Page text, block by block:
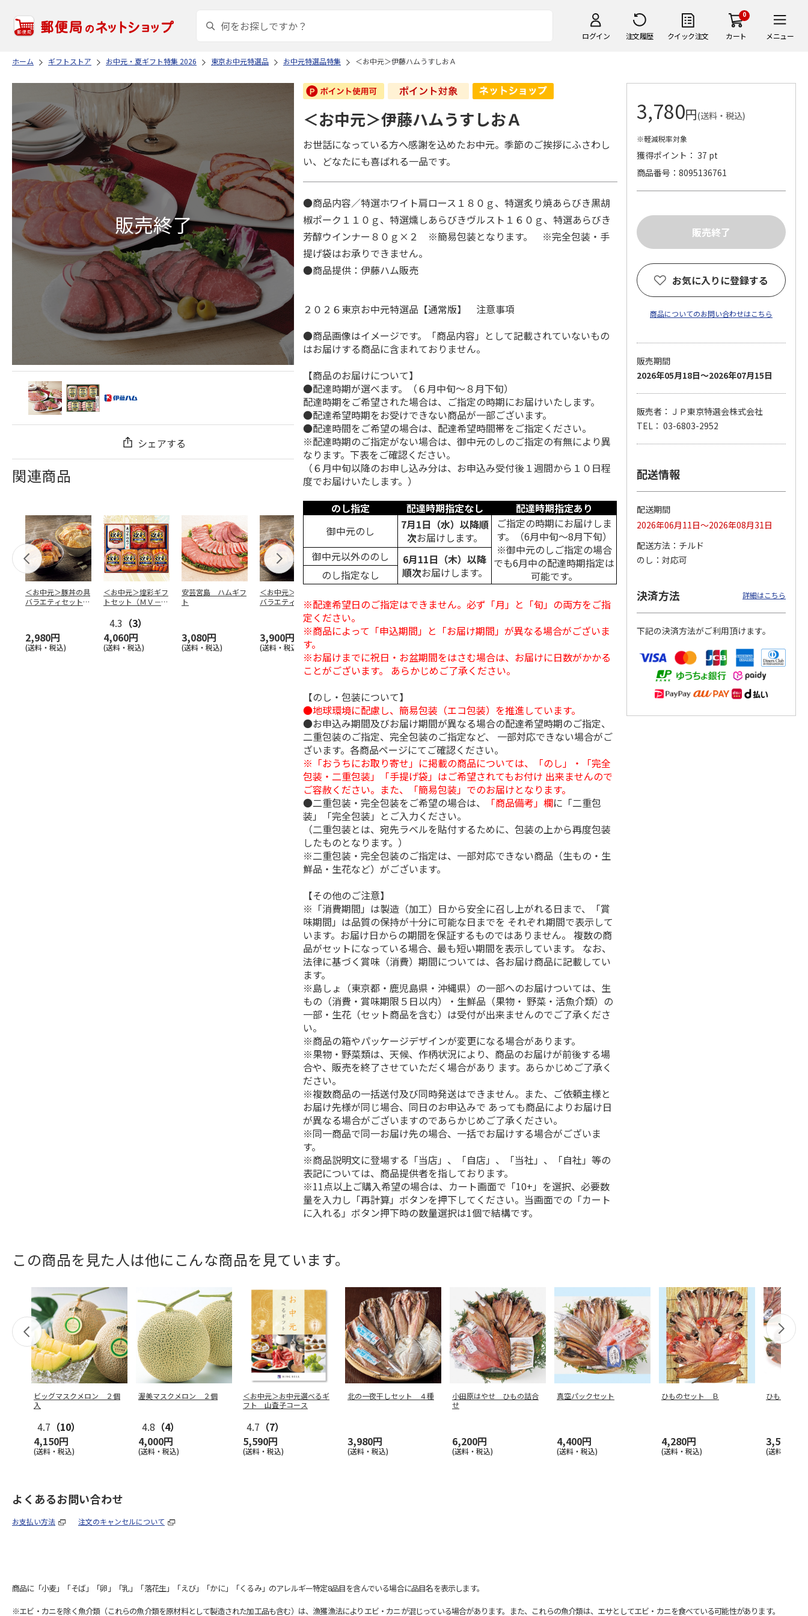
ログイン 注文履歴 クイック注文
0
カート メニュー
ホーム ギフトストア お中元・夏ギフト特集 2026 東京お中元特選品 お中元特選品特集 ＜お中元＞伊藤ハムうすしおＡ
シェアする
関連商品
＜お中元＞豚丼の具
バラエティセット
2,980円
(送料・税込)
＜お中元＞煌彩ギフ
トセット（ＭＶ－５
4.3 （3）
4,060円
(送料・税込)
安芸宮島 ハムギフ
ト
3,080円
(送料・税込)
＜お中元＞豚丼の具
バラエティセット
3,900円
(送料・税込)
６種類のお肉ソムリ
エアソートＢＯＸ
5,980円
雪豚ロースみそ漬７
０ｇ×６
（1）
3,780円
ク 原形ベーコンと
ソーセージセット
3,240円
【冷凍】北海道直送
北海道帯広の繁盛
店 豚丼6食セット
3,980円
＜お中元＞やまがた
雪豚ロースみそ漬７
０ｇ×５
3,240円
＜お中元＞＜帯広
豚丼一番＞特上豚丼
の具３種セット
4,980円
(送料・税込)
＜お中元＞伊藤ハムうすしおＡ
お世話になっている方へ感謝を込めたお中元。季節のご挨拶にふさわし
い、どなたにも喜ばれる一品です。
●商品内容／特選ホワイト肩ロース１８０ｇ、特選炙り焼あらびき黒胡
椒ポーク１１０ｇ、特選燻しあらびきヴルスト１６０ｇ、特選あらびき
芳醇ウインナー８０ｇ×２ ※簡易包装となります。 ※完全包装・手
提げ袋はお承りできません。
●商品提供：伊藤ハム販売
２０２６東京お中元特選品【通常版】 注意事項
●商品画像はイメージです。「商品内容」として記載されていないもの
はお届けする商品に含まれておりません。
【商品のお届けについて】
●配達時期が選べます。（６月中旬～８月下旬）
配達時期をご希望された場合は、ご指定の時期にお届けいたします。
●配達希望時期をお受けできない商品が一部ございます。
●配達時間をご希望の場合は、配達希望時間帯をご指定ください。
※配達時期のご指定がない場合は、御中元のしのご指定の有無により異
なります。下表をご確認ください。
（６月中旬以降のお申し込み分は、お申込み受付後１週間から１０日程
度でお届けいたします。）
のし指定
配達時期指定なし
配達時期指定あり
御中元のし
7月1日（水）以降順
次お届けします。
ご指定の時期にお届けしま
す。（6月中旬～8月下旬）
※御中元のしご指定の場合
でも6月中の配達時期指定は
可能です。
御中元以外ののし
6月11日（木）以降
順次お届けします。
のし指定なし
※配達希望日のご指定はできません。必ず「月」と「旬」の両方をご指
定ください。
※商品によって「申込期間」と「お届け期間」が異なる場合がございま
す。
※お届けまでに祝日・お盆期間をはさむ場合は、お届けに日数がかかる
ことがございます。 あらかじめご了承ください。
【のし・包装について】
●地球環境に配慮し、簡易包装（エコ包装）を推進しています。
●お申込み期間及びお届け期間が異なる場合の配達希望時期のご指定、
二重包装のご指定、完全包装のご指定など、 一部対応できない場合がご
ざいます。各商品ページにてご確認ください。
※「おうちにお取り寄せ」に掲載の商品については、「のし」・「完全
包装・二重包装」「手提げ袋」はご希望されてもお付け 出来ませんので
ご容赦ください。また、「簡易包装」でのお届けとなります。
●二重包装・完全包装をご希望の場合は、
「商品備考」欄に「二重包
装」「完全包装」とご入力ください。
（二重包装とは、宛先ラベルを貼付するために、包装の上から再度包装
したものとなります。）
※二重包装・完全包装のご指定は、一部対応できない商品（生もの・生
鮮品・生花など）がございます。
【その他のご注意】
※「消費期間」は製造（加工）日から安全に召し上がれる日まで、「賞
味期間」は品質の保持が十分に可能な日までを それぞれ期間で表示して
います。お届け日からの期間を保証するものではありません。 複数の商
品がセットになっている場合、最も短い期間を表示しています。 なお、
法律に基づく賞味（消費）期間については、各お届け商品に記載してい
ます。
※島しょ（東京都・鹿児島県・沖縄県）の一部へのお届けついては、生
もの（消費・賞味期限５日以内）・生鮮品（果物・ 野菜・活魚介類）の
一部・生花（セット商品を含む）は受付が出来ませんのでご了承くださ
い。
※商品の箱やパッケージデザインが変更になる場合があります。
※果物・野菜類は、天候、作柄状況により、商品のお届けが前後する場
合や、販売を終了させていただく場合があり ます。あらかじめご了承く
ださい。
※複数商品の一括送付及び同時発送はできません。また、ご依頼主様と
お届け先様が同じ場合、同日のお申込みで あっても商品によりお届け日
が異なる場合がございますのであらかじめご了承ください。
※同一商品で同一お届け先の場合、一括でお届けする場合がございま
す。
※商品説明文に登場する「当店」、「自店」、「当社」、「自社」等の
表記については、商品提供者を指しております。
※11点以上ご購入希望の場合は、カート画面で「10+」を選択、必要数
量を入力し「再計算」ボタンを押下してください。当画面での「カート
に入れる」ボタン押下時の数量選択は1個で結構です。
3,780円(送料・税込)
※軽減税率対象
獲得ポイント： 37 pt
商品番号
8095136761
お気に入りに登録する
商品についてのお問い合わせはこちら
販売期間
2026年05月18日～2026年07月15日
販売者：ＪＰ東京特選会株式会社
TEL： 03-6803-2952
配送情報
配送期間
2026年06月11日～2026年08月31日
配送方法
チルド
のし
対応可
決済方法 詳細はこちら
下記の決済方法がご利用頂けます。
この商品を見た人は他にこんな商品を見ています。
ビッグマスクメロン ２個
入
4.7 （10）
4,150円
(送料・税込)
渥美マスクメロン ２個
4.8 （4）
4,000円
(送料・税込)
＜お中元＞お中元選べるギ
フト 山査子コース
4.7 （7）
5,590円
(送料・税込)
北の一夜干しセット ４種
3,980円
(送料・税込)
小田原はやせ ひもの詰合
せ
6,200円
(送料・税込)
真空パックセット
4,400円
(送料・税込)
ひものセット Ｂ
4,280円
(送料・税込)
ひもの三昧
3,500円
(送料・税込)
よくあるお問い合わせ
お支払い方法 注文のキャンセルについて
商品に「小麦」「そば」「卵」「乳」「落花生」「えび」「かに」「くるみ」のアレルギー特定8品目を含んでいる場合に品目名を表示します。
※エビ・カニを除く魚介類（これらの魚介類を原材料として製造された加工品も含む）は、漁獲漁法によりエビ・カニが混じっている場合があります。また、これらの魚介類は、エサとしてエビ・カニを食べている可能性があります。